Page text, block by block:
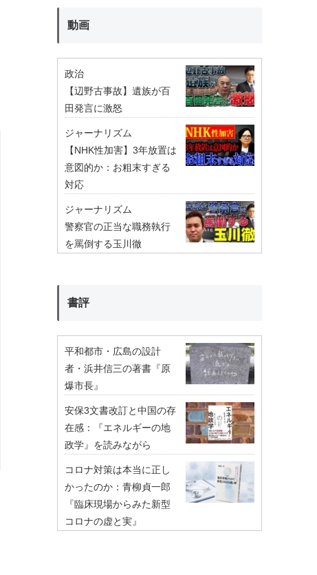
動画
政治
【辺野古事故】遺族が百
田発言に激怒
ジャーナリズム
【NHK性加害】3年放置は
意図的か：お粗末すぎる
対応
ジャーナリズム
警察官の正当な職務執行
を罵倒する玉川徹
書評
平和都市・広島の設計
者・浜井信三の著書『原
爆市長』
安保3文書改訂と中国の存
在感：『エネルギーの地
政学』を読みながら
コロナ対策は本当に正し
かったのか：青柳貞一郎
『臨床現場からみた新型
コロナの虚と実』